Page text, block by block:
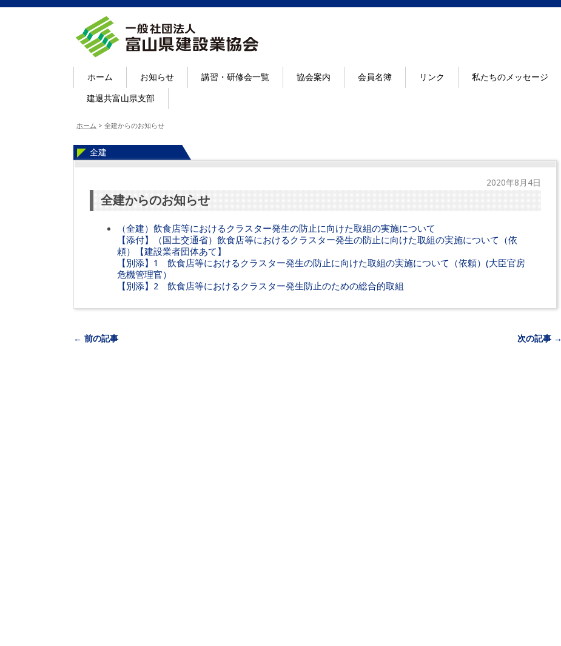
ホーム お知らせ 講習・研修会一覧 協会案内 会員名簿 リンク 私たちのメッセージ
建退共富山県支部
ホーム > 全建からのお知らせ
全建
2020年8月4日
全建からのお知らせ
（全建）飲食店等におけるクラスター発生の防止に向けた取組の実施について
【添付】（国土交通省）飲食店等におけるクラスター発生の防止に向けた取組の実施について（依
頼）【建設業者団体あて】
【別添】1 飲食店等におけるクラスター発生の防止に向けた取組の実施について（依頼）(大臣官房
危機管理官）
【別添】2 飲食店等におけるクラスター発生防止のための総合的取組
← 前の記事 次の記事 →